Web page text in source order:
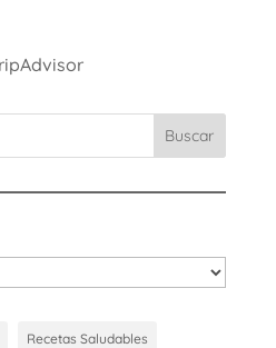
Buscar
Recetas Saludables